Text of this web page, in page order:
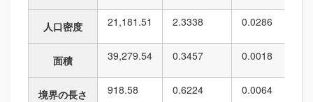
人口密度 21,181.51 2.3338 0.0286
面積 39,279.54 0.3457 0.0018
境界の長さ 918.58 0.6224 0.0064